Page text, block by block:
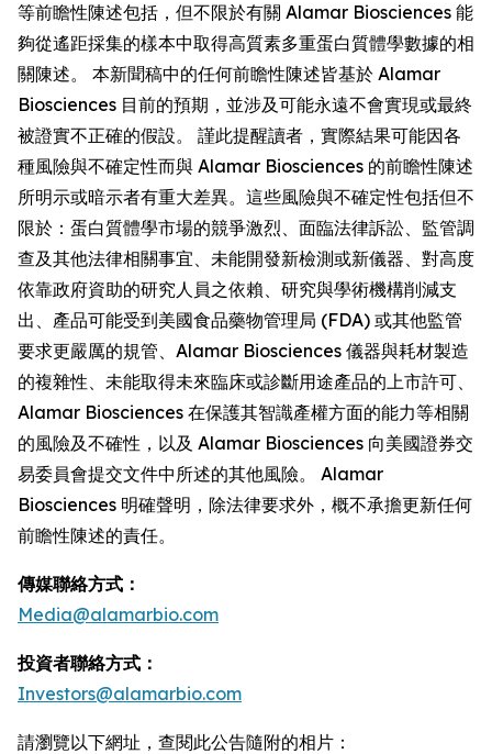
等前瞻性陳述包括，但不限於有關 Alamar Biosciences 能
夠從遙距採集的樣本中取得高質素多重蛋白質體學數據的相
關陳述。 本新聞稿中的任何前瞻性陳述皆基於 Alamar
Biosciences 目前的預期，並涉及可能永遠不會實現或最終
被證實不正確的假設。 謹此提醒讀者，實際結果可能因各
種風險與不確定性而與 Alamar Biosciences 的前瞻性陳述
所明示或暗示者有重大差異。這些風險與不確定性包括但不
限於：蛋白質體學市場的競爭激烈、面臨法律訴訟、監管調
查及其他法律相關事宜、未能開發新檢測或新儀器、對高度
依靠政府資助的研究人員之依賴、研究與學術機構削減支
出、產品可能受到美國食品藥物管理局 (FDA) 或其他監管
要求更嚴厲的規管、Alamar Biosciences 儀器與耗材製造
的複雜性、未能取得未來臨床或診斷用途產品的上市許可、
Alamar Biosciences 在保護其智識產權方面的能力等相關
的風險及不確性，以及 Alamar Biosciences 向美國證券交
易委員會提交文件中所述的其他風險。 Alamar
Biosciences 明確聲明，除法律要求外，概不承擔更新任何
前瞻性陳述的責任。
傳媒聯絡方式：
Media@alamarbio.com
投資者聯絡方式：
Investors@alamarbio.com
請瀏覽以下網址，查閱此公告隨附的相片：